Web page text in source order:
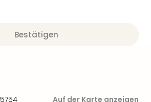
Bestätigen
5754
Auf der Karte anzeigen